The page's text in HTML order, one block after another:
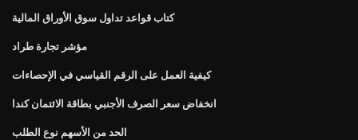
كتاب قواعد تداول سوق الأوراق المالية
مؤشر تجارة طراد
كيفية العمل على الرقم القياسي في الإحصاءات
انخفاض سعر الصرف الأجنبي بطاقة الائتمان كندا
الحد من الأسهم نوع الطلب